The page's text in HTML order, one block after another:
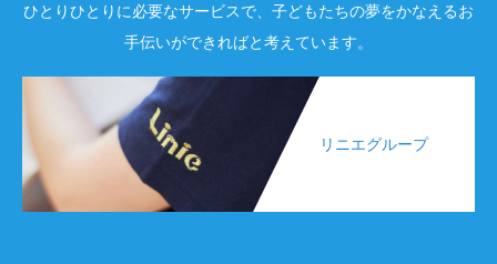
ひとりひとりに必要なサービスで、子どもたちの夢をかなえるお
手伝いができればと考えています。
リニエグループ